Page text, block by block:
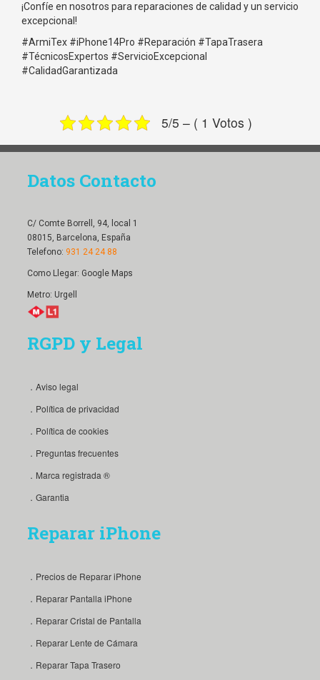
¡Confíe en nosotros para reparaciones de calidad y un servicio
excepcional!
#ArmiTex #iPhone14Pro #Reparación #TapaTrasera
#TécnicosExpertos #ServicioExcepcional
#CalidadGarantizada
5/5 – ( 1 Votos )
Datos Contacto
C/ Comte Borrell, 94, local 1
08015, Barcelona, España
Telefono: 931 24 24 88
Como Llegar: Google Maps
Metro: Urgell
RGPD y Legal
．Aviso legal
．Política de privacidad
．Política de cookies
．Preguntas frecuentes
．Marca registrada ®
．Garantia
Reparar iPhone
．Precios de Reparar iPhone
．Reparar Pantalla iPhone
．Reparar Cristal de Pantalla
．Reparar Lente de Cámara
．Reparar Tapa Trasero